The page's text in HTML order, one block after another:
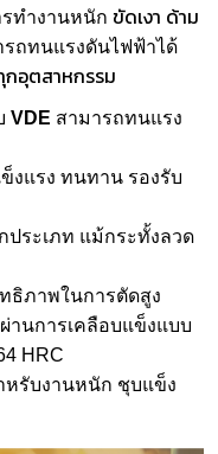
รทำงานหนัก ขัดเงา ด้าม
รถทนแรงดันไฟฟ้าได้
กอุตสาหกรรม
VDE สามารถทนแรง
งแรง ทนทาน รองรับ
ระเภท แม้กระทั้งลวด
ธิภาพในการตัดสูง
านการเคลือบแข็งแบบ
HRC
หรับงานหนัก ชุบแข็ง